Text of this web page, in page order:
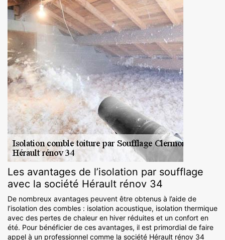
Les avantages de l’isolation par soufflage
avec la société Hérault rénov 34
De nombreux avantages peuvent être obtenus à l’aide de
l’isolation des combles : isolation acoustique, isolation thermique
avec des pertes de chaleur en hiver réduites et un confort en
été. Pour bénéficier de ces avantages, il est primordial de faire
appel à un professionnel comme la société Hérault rénov 34